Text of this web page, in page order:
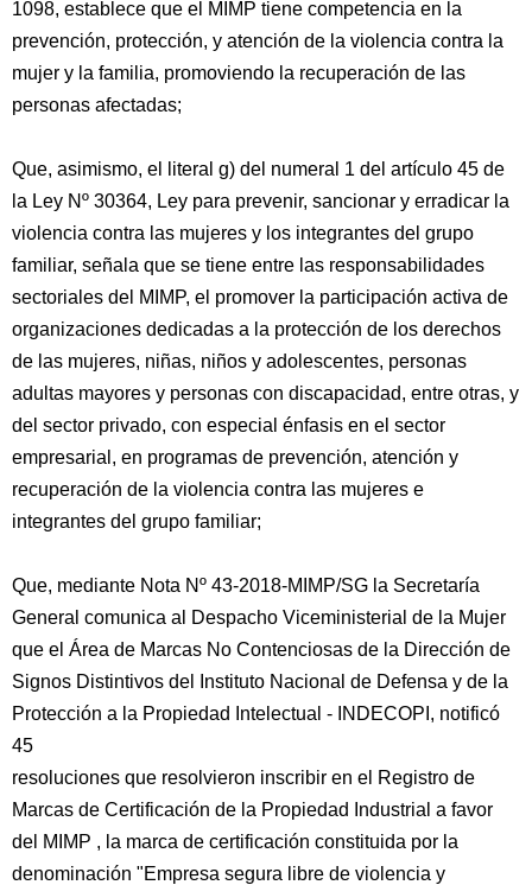
1098, establece que el MIMP tiene competencia en la
prevención, protección, y atención de la violencia contra la
mujer y la familia, promoviendo la recuperación de las
personas afectadas;
Que, asimismo, el literal g) del numeral 1 del artículo 45 de
la Ley Nº 30364, Ley para prevenir, sancionar y erradicar la
violencia contra las mujeres y los integrantes del grupo
familiar, señala que se tiene entre las responsabilidades
sectoriales del MIMP, el promover la participación activa de
organizaciones dedicadas a la protección de los derechos
de las mujeres, niñas, niños y adolescentes, personas
adultas mayores y personas con discapacidad, entre otras, y
del sector privado, con especial énfasis en el sector
empresarial, en programas de prevención, atención y
recuperación de la violencia contra las mujeres e
integrantes del grupo familiar;
Que, mediante Nota Nº 43-2018-MIMP/SG la Secretaría
General comunica al Despacho Viceministerial de la Mujer
que el Área de Marcas No Contenciosas de la Dirección de
Signos Distintivos del Instituto Nacional de Defensa y de la
Protección a la Propiedad Intelectual - INDECOPI, notificó
45
resoluciones que resolvieron inscribir en el Registro de
Marcas de Certificación de la Propiedad Industrial a favor
del MIMP , la marca de certificación constituida por la
denominación "Empresa segura libre de violencia y